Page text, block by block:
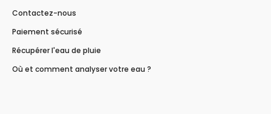
Contactez-nous
Paiement sécurisé
Récupérer l'eau de pluie
Où et comment analyser votre eau ?